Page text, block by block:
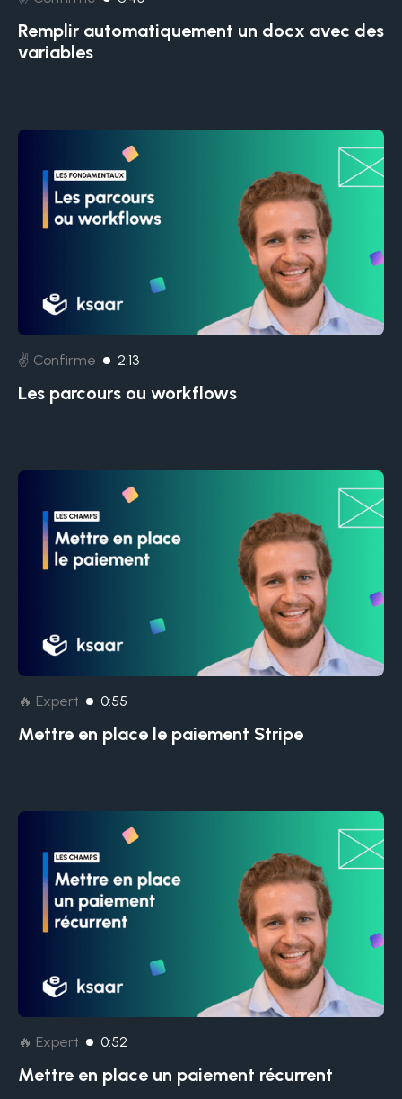
Remplir automatiquement un docx avec des
variables
✌️ Confirmé 2:13
Les parcours ou workflows
🔥 Expert 0:55
Mettre en place le paiement Stripe
🔥 Expert 0:52
Mettre en place un paiement récurrent